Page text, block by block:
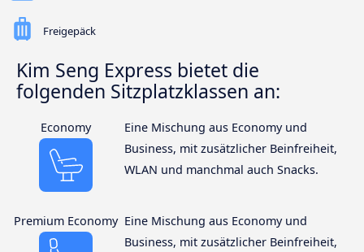
Freigepäck
Kim Seng Express bietet die
folgenden Sitzplatzklassen an:
Economy
Eine Mischung aus Economy und
Business, mit zusätzlicher Beinfreiheit,
WLAN und manchmal auch Snacks.
Premium Economy Eine Mischung aus Economy und
Business, mit zusätzlicher Beinfreiheit,